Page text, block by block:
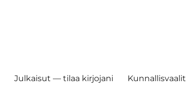
Julkaisut — tilaa kirjojani Kunnallisvaalit